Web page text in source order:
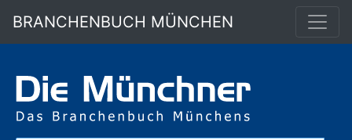
BRANCHENBUCH MÜNCHEN